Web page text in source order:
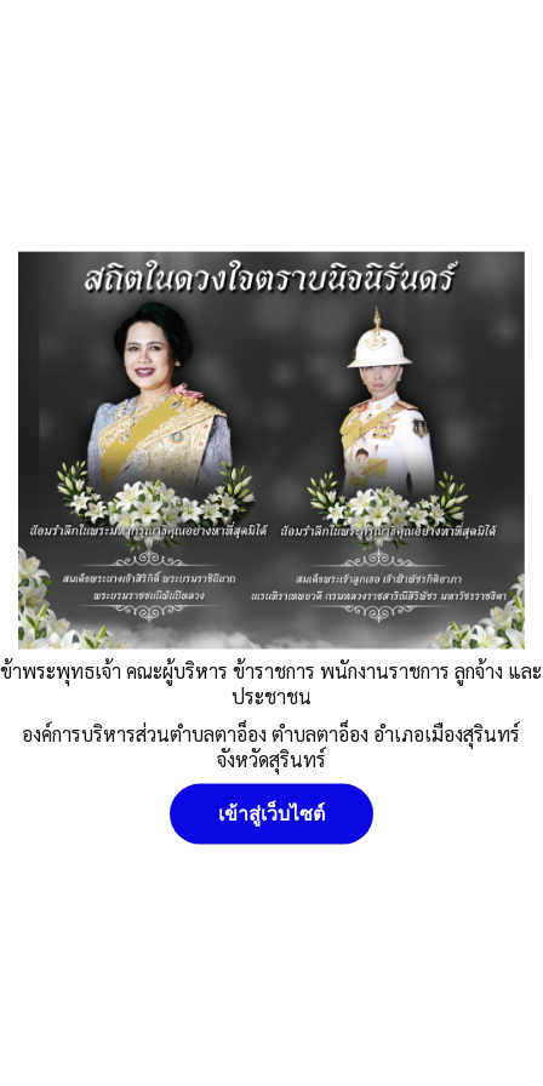
นโยบายคุ๊กกี้ (Cookies Policy) หน่วยงานใช้คุกกี้เพื่อเพิ่ม
ประสบการณ์และความพึงพอใจในการใช้งานเว็บไซต์ ให้สามารถเข้า
ถึงง่าย สะดวกและมีประสิทธิภาพยิ่งขึ้น นโยบายการใช้คุกกี้ (Cookies
รายงานการแสดงผลการดำเนินงาน เดือน มกราคม 2564
รายงานการแสดงผลการดำเนินงาน เดือนธันวาคม 2563
รายงานการแสดงผลการดำเนินงาน เดือน
มีนาคม 2564
Published ,--วันที่ 24 เมษายน 2564|
อบต.ตาอ็อง
รายงานการแสดงผลการดำเนินงาน-เดือน-มีนาคม-2564
ดาวน์โหลด
Post Views:727
Posted in
ข่าวประชาสัมพันธ์/กองคลัง
ข้าพระพุทธเจ้า คณะผู้บริหาร ข้าราชการ พนักงานราชการ ลูกจ้าง และ
ประชาชน
องค์การบริหารส่วนตำบลตาอ็อง ตำบลตาอ็อง อำเภอเมืองสุรินทร์
จังหวัดสุรินทร์
เข้าสู่เว็บไซต์